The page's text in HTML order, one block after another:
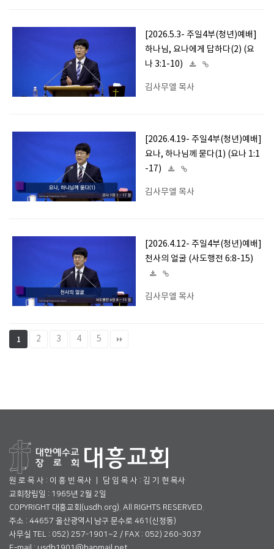
[2026.5.3- 주일4부(청년)예배]
하나님, 요나에게 답하다(2) (요
나 3:1-10)
김사무엘 목사
[2026.4.19- 주일4부(청년)예배]
요나, 하나님께 묻다(1) (요나 1:1
-17)
김사무엘 목사
[2026.4.12- 주일4부(청년)예배]
천사의 얼굴 (사도행전 6:8-15)
김사무엘 목사
1 2 3 4 5
원 로 목 사 : 이 흥 빈 목사 ㅣ 담 임 목 사 : 김 기 현 목사
교회창립일 : 1965년 2월 2일
COPYRIGHT 대흥교회(usdh.org). All RIGHTS RESERVED.
주소 : 44657 울산광역시 남구 문수로 461(신정동)
사무실 TEL : 052) 257-1901~2 / FAX : 052) 260-3037